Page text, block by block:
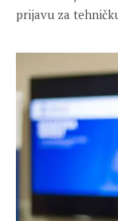
prijavu za